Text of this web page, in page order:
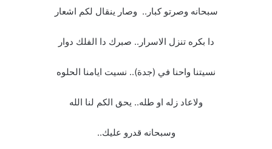
سبحانه وصرتو كبار.. وصار ينقال لكم اشعار
دا بكره تنزل الاسرار.. صبرك دا الفلك دوار
نسيتنا واحنا في (جدة).. نسيت ايامنا الحلوه
ولاعاد زله او طله.. يحق الكم لنا الله
وسبحانه قدرو عليك..